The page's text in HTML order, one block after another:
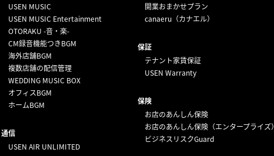
USEN MUSIC
USEN MUSIC Entertainment
OTORAKU -音・楽-
CM録音機能つきBGM
海外店舗BGM
複数店舗の配信管理
WEDDING MUSIC BOX
オフィスBGM
ホームBGM
通信
USEN AIR UNLIMITED
開業おまかせプラン
canaeru（カナエル）
保証
テナント家賃保証
USEN Warranty
保険
お店のあんしん保険
お店のあんしん保険（エンタープライズ）
ビジネスリスクGuard